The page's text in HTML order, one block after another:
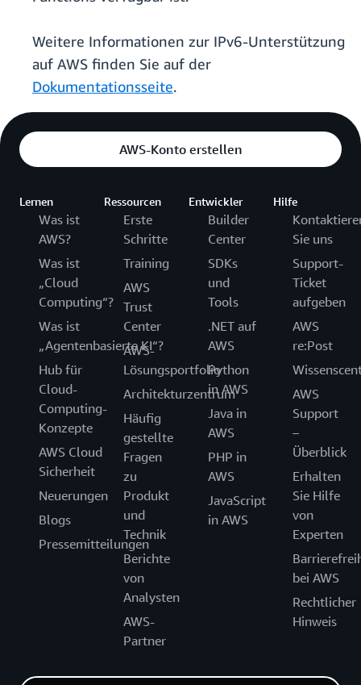
Weitere Informationen zur IPv6-Unterstützung
auf AWS finden Sie auf der
Dokumentationsseite.
AWS-Konto erstellen
Lernen
Was ist
AWS?
Was ist
„Cloud
Computing“?
Was ist
„Agentenbasierte KI“?
Hub für
Cloud-
Computing-
Konzepte
AWS Cloud
Sicherheit
Neuerungen
Blogs
Pressemitteilungen
Ressourcen
Erste
Schritte
Training
AWS
Trust
Center
AWS-
Lösungsportfolio
Architekturzentrum
Häufig
gestellte
Fragen
zu
Produkt
und
Technik
Berichte
von
Analysten
AWS-
Partner
Entwickler
Builder
Center
SDKs
und
Tools
.NET auf
AWS
Python
in AWS
Java in
AWS
PHP in
AWS
JavaScript
in AWS
Hilfe
Sie uns
Support-
Ticket
aufgeben
AWS
re:Post
AWS
Support
–
Überblick
Erhalten
Sie Hilfe
von
Experten
bei AWS
Rechtlicher
Hinweis